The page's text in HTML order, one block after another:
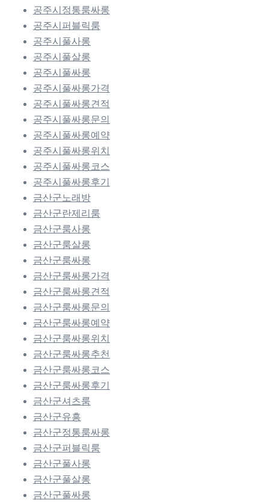
공주시정통룸싸롱
공주시퍼블릭룸
공주시풀사롱
공주시풀살롱
공주시풀싸롱
공주시풀싸롱가격
공주시풀싸롱견적
공주시풀싸롱문의
공주시풀싸롱예약
공주시풀싸롱위치
공주시풀싸롱코스
공주시풀싸롱후기
금산군노래방
금산군란제리룸
금산군룸사롱
금산군룸살롱
금산군룸싸롱
금산군룸싸롱가격
금산군룸싸롱견적
금산군룸싸롱문의
금산군룸싸롱예약
금산군룸싸롱위치
금산군룸싸롱추천
금산군룸싸롱코스
금산군룸싸롱후기
금산군셔츠룸
금산군유흥
금산군정통룸싸롱
금산군퍼블릭룸
금산군풀사롱
금산군풀살롱
금산군풀싸롱